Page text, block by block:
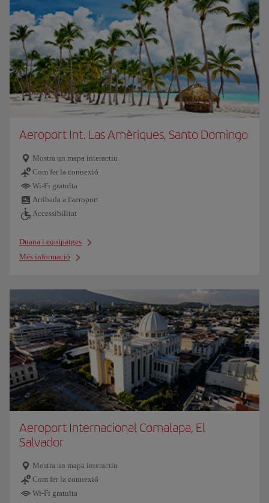
Aeroport Int. Las Amèriques, Santo Domingo
Mostra un mapa interactiu
Com fer la connexió
Wi-Fi gratuïta
Arribada a l'aeroport
Accessibilitat
Duana i equipatges
Més informació
Aeroport Internacional Comalapa, El
Salvador
Mostra un mapa interactiu
Com fer la connexió
Wi-Fi gratuïta